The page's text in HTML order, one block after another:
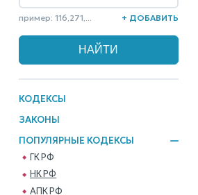
пример: 116,271,... + ДОБАВИТЬ
КОДЕКСЫ
ЗАКОНЫ
ПОПУЛЯРНЫЕ КОДЕКСЫ
ГК РФ
НК РФ
АПК РФ